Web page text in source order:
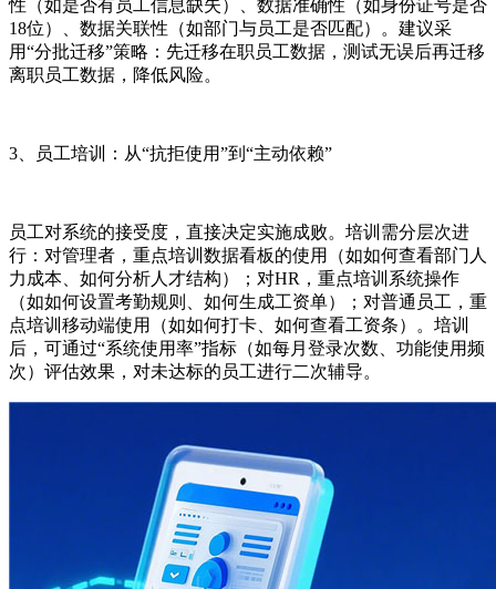
性（如是否有员工信息缺失）、数据准确性（如身份证号是否
18位）、数据关联性（如部门与员工是否匹配）。建议采
用“分批迁移”策略：先迁移在职员工数据，测试无误后再迁移
离职员工数据，降低风险。
3、员工培训：从“抗拒使用”到“主动依赖”
员工对系统的接受度，直接决定实施成败。培训需分层次进
行：对管理者，重点培训数据看板的使用（如如何查看部门人
力成本、如何分析人才结构）；对HR，重点培训系统操作
（如如何设置考勤规则、如何生成工资单）；对普通员工，重
点培训移动端使用（如如何打卡、如何查看工资条）。培训
后，可通过“系统使用率”指标（如每月登录次数、功能使用频
次）评估效果，对未达标的员工进行二次辅导。